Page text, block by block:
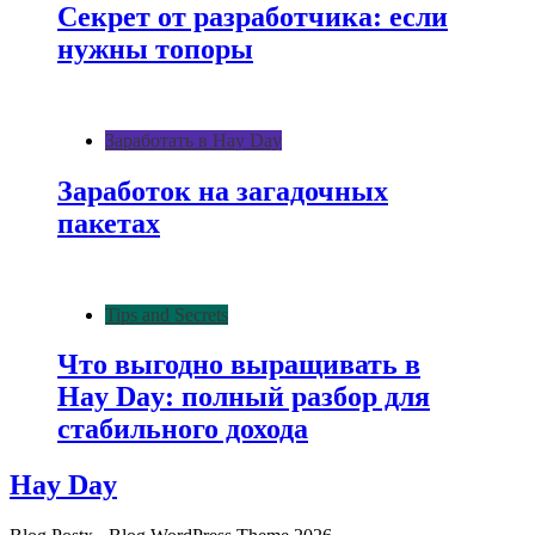
Секрет от разработчика: если
нужны топоры
Заработать в Hay Day
Заработок на загадочных
пакетах
Tips and Secrets
Что выгодно выращивать в
Hay Day: полный разбор для
стабильного дохода
Hay Day